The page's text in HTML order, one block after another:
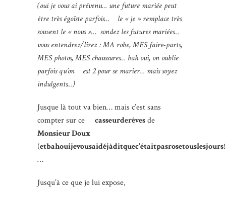
(oui je vous ai prévenu… une future mariée peut
être très égoïste parfois… le « je » remplace très
souvent le « nous »… sondez les futures mariées…
vous entendrez/lirez : MA robe, MES faire-parts,
MES photos, MES chaussures… bah oui, on oublie
parfois qu’on est 2 pour se marier… mais soyez
indulgents…)
Jusque là tout va bien… mais c’est sans
compter sur ce casseurderêvesde
Monsieur Doux
(etbahouijevousaidéjàditquec’étaitpasrosetouslesjours
…
Jusqu’à ce que je lui expose,